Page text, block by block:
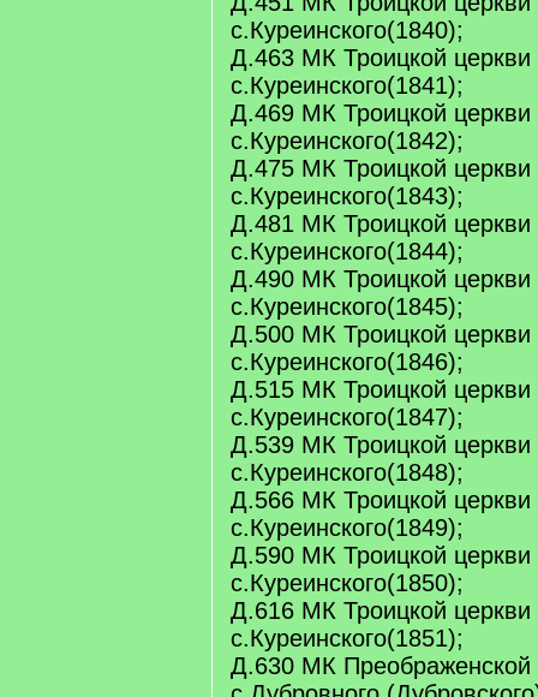
с.Куреинского(1840);
Д.463 МК Троицкой церкви
с.Куреинского(1841);
Д.469 МК Троицкой церкви
с.Куреинского(1842);
Д.475 МК Троицкой церкви
с.Куреинского(1843);
Д.481 МК Троицкой церкви
с.Куреинского(1844);
Д.490 МК Троицкой церкви
с.Куреинского(1845);
Д.500 МК Троицкой церкви
с.Куреинского(1846);
Д.515 МК Троицкой церкви
с.Куреинского(1847);
Д.539 МК Троицкой церкви
с.Куреинского(1848);
Д.566 МК Троицкой церкви
с.Куреинского(1849);
Д.590 МК Троицкой церкви
с.Куреинского(1850);
Д.616 МК Троицкой церкви
с.Куреинского(1851);
Д.630 МК Преображенской